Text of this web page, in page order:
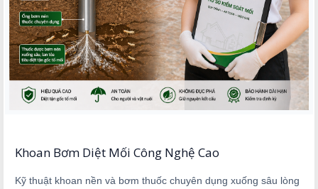
Khoan Bơm Diệt Mối Công Nghệ Cao
Kỹ thuật khoan nền và bơm thuốc chuyên dụng xuống sâu lòng